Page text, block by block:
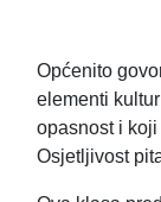
Općenito
elementi
opasnost i
Osjetljivost